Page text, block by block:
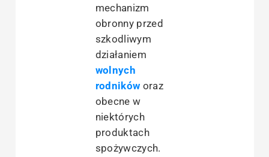
mechanizm
obronny przed
szkodliwym
działaniem
wolnych
rodników oraz
obecne w
niektórych
produktach
spożywczych.